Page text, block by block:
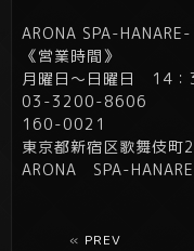
ARONA SPA-HANARE-
《営業時間》
月曜日～日曜日 14
03-3200-8606
160-0021
東京都新宿区歌舞伎
ARONA SPA-
« PREV